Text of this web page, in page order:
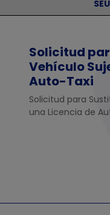
Solicitud
Vehículo
Auto-Taxi
Solicitud para
una Licencia de